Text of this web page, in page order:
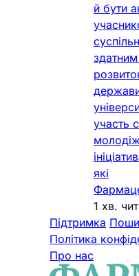
й бути
участь
які
1 хв.
Підтримка
Політика
Про нас